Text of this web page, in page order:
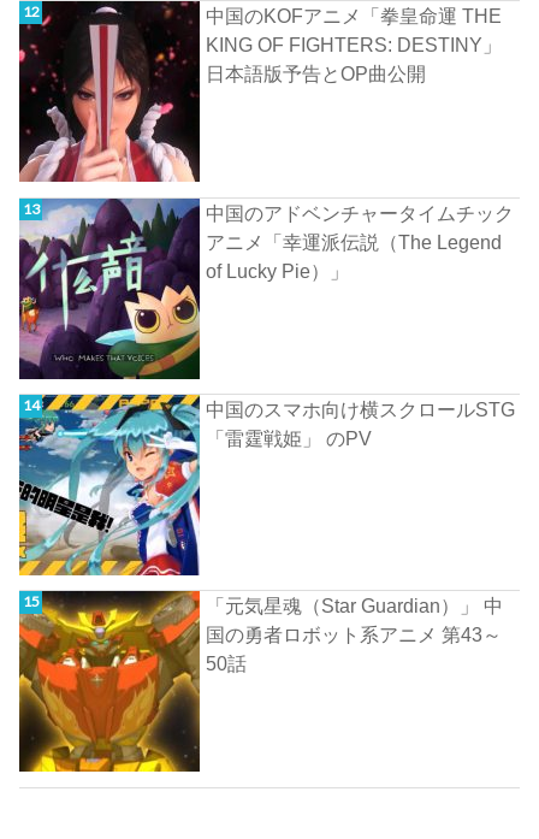
中国のKOFアニメ「拳皇命運 THE
KING OF FIGHTERS: DESTINY」
日本語版予告とOP曲公開
中国のアドベンチャータイムチック
アニメ「幸運派伝説（The Legend
of Lucky Pie）」
中国のスマホ向け横スクロールSTG
「雷霆戦姫」 のPV
「元気星魂（Star Guardian）」 中
国の勇者ロボット系アニメ 第43～
50話